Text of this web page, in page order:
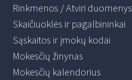
Rinkmenos / Atviri duomenys
Skaičiuoklės ir pagalbininkai
Sąskaitos ir įmokų kodai
Mokesčių žinynas
Mokesčių kalendorius